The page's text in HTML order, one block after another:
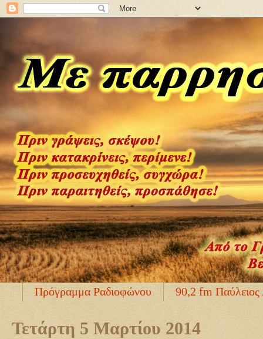
Πρόγραμμα Ραδιοφώνου 90,2 fm
Τετάρτη 5 Μαρτίου 2014